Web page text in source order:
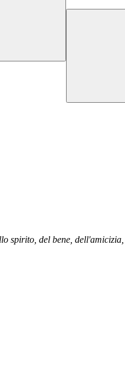
spirito, del bene,